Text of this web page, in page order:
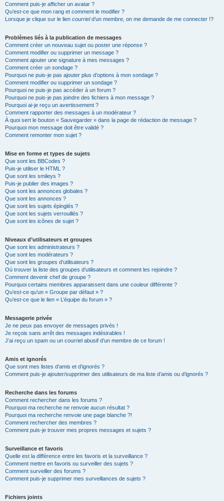
Comment puis-je afficher un avatar ?
Qu’est-ce que mon rang et comment le modifier ?
Lorsque je clique sur le lien courrield’un membre, on me demande de me connecter !?
Problèmes liés à la publication de messages
Comment créer un nouveau sujet ou poster une réponse ?
Comment modifier ou supprimer un message ?
Comment ajouter une signature à mes messages ?
Comment créer un sondage ?
Pourquoi ne puis-je pas ajouter plus d’options à mon sondage ?
Comment modifier ou supprimer un sondage ?
Pourquoi ne puis-je pas accéder à un forum ?
Pourquoi ne puis-je pas joindre des fichiers à mon message ?
Pourquoi ai-je reçu un avertissement ?
Comment rapporter des messages à un modérateur ?
À quoi sert le bouton « Sauvegarder » dans la page de rédaction de message ?
Pourquoi mon message doit être validé ?
Comment remonter mon sujet ?
Mise en forme et types de sujets
Que sont les BBCodes ?
Puis-je utiliser le HTML ?
Que sont les smileys ?
Puis-je publier des images ?
Que sont les annonces globales ?
Que sont les annonces ?
Que sont les sujets épinglés ?
Que sont les sujets verrouillés ?
Que sont les icônes de sujet ?
Niveaux d’utilisateurs et groupes
Que sont les administrateurs ?
Que sont les modérateurs ?
Que sont les groupes d’utilisateurs ?
Où trouver la liste des groupes d’utilisateurs et comment les rejoindre ?
Comment devenir chef de groupe ?
Pourquoi certains membres apparaissent dans une couleur différente ?
Qu’est-ce qu’un « Groupe par défaut » ?
Qu’est-ce que le lien « L’équipe du forum » ?
Messagerie privée
Je ne peux pas envoyer de messages privés !
Je reçois sans arrêt des messages indésirables !
J’ai reçu un spam ou un courriel abusif d’un membre de ce forum !
Amis et ignorés
Que sont mes listes d’amis et d’ignorés ?
Comment puis-je ajouter/supprimer des utilisateurs de ma liste d’amis ou d’ignorés ?
Recherche dans les forums
Comment rechercher dans les forums ?
Pourquoi ma recherche ne renvoie aucun résultat ?
Pourquoi ma recherche renvoie une page blanche ?!
Comment rechercher des membres ?
Comment puis-je trouver mes propres messages et sujets ?
Surveillance et favoris
Quelle est la différence entre les favoris et la surveillance ?
Comment mettre en favoris ou surveiller des sujets ?
Comment surveiller des forums ?
Comment puis-je supprimer mes surveillances de sujets ?
Fichiers joints